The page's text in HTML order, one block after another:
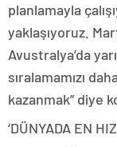
planlamayla
yaklaşıyoruz.
Avustralya’da
sıralamamızı
kazanmak” diye
‘DÜNYADA EN